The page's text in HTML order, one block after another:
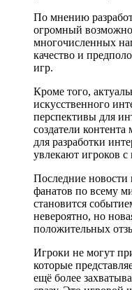
По мнению
огромный
многочисленных
качество и
игр.
Кроме того,
искусственного
перспективы для
создатели
для разработки
увлекают игроков с
Последние новости
фанатов по всему
становится
невероятно, но
положительных
Игроки не могут
которые
ещё более